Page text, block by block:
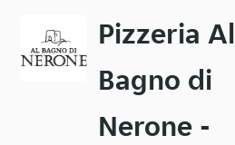
contenuto
Pizzeria Al
Bagno di
Nerone -